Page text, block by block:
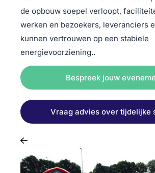
de opbouw soepel verloopt,
werken en bezoekers, leveranciers
kunnen vertrouwen op een stabiele
energievoorziening..
Bespreek jouw
Vraag advies over tijdelijke